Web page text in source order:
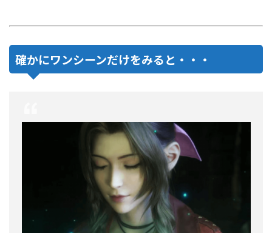
確かにワンシーンだけをみると・・・